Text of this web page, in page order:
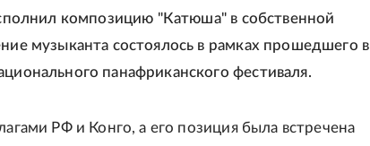
композицию "Катюша" в собственной
музыканта состоялось в рамках прошедшего в
панафриканского фестиваля.
РФ и Конго, а его позиция была встречена